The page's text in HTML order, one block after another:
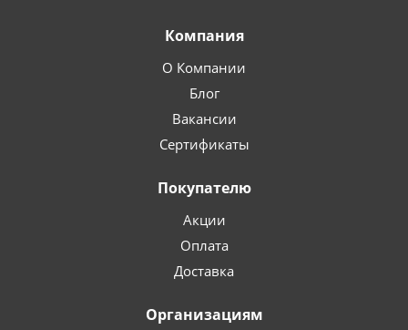
Компания
О Компании
Блог
Вакансии
Сертификаты
Покупателю
Акции
Оплата
Доставка
Организациям